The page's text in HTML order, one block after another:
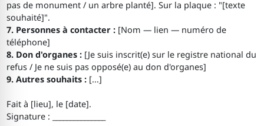
pas de monument / un arbre planté]. Sur la plaque : "[texte
souhaité]".
7. Personnes à contacter : [Nom — lien — numéro de
téléphone]
8. Don d'organes : [Je suis inscrit(e) sur le registre national du
refus / Je ne suis pas opposé(e) au don d'organes]
9. Autres souhaits : [...]
Fait à [lieu], le [date].
Signature : _______________